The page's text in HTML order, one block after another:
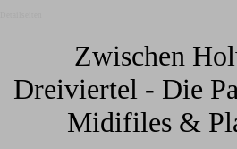
Zwischen
Dreiviertel - Die
Midifiles &